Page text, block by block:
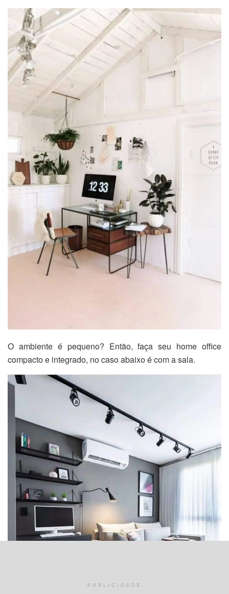
O ambiente é pequeno? Então, faça seu home office
compacto e integrado, no caso abaixo é com a sala.
PUBLICIDADE